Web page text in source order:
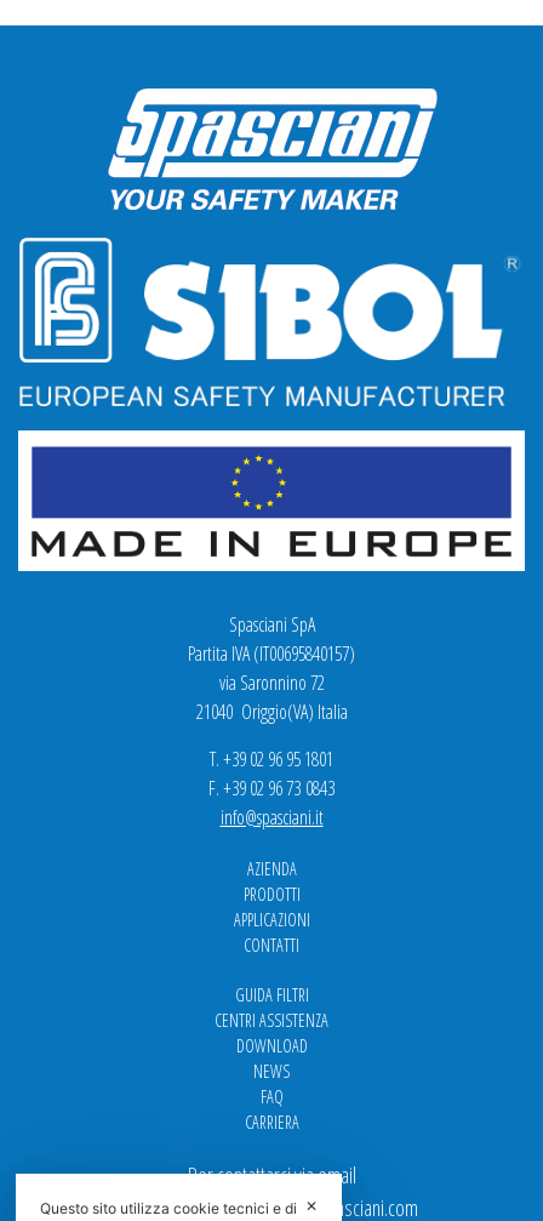
Spasciani SpA
Partita IVA (IT00695840157)
via Saronnino 72
21040 Origgio(VA) Italia
T. +39 02 96 95 1801
F. +39 02 96 73 0843
info@spasciani.it
AZIENDA
PRODOTTI
APPLICAZIONI
CONTATTI
GUIDA FILTRI
CENTRI ASSISTENZA
DOWNLOAD
NEWS
FAQ
CARRIERA
Per contattarci via email
Ufficio Vendite: italy.sales@spasciani.com
✕
Questo sito utilizza cookie tecnici e di